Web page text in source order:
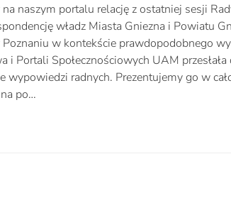
naszym portalu relację z ostatniej sesji
władz Miasta Gniezna i Powiatu
w kontekście prawdopodobnego
i Portali Społecznościowych UAM
radnych. Prezentujemy go w
po…